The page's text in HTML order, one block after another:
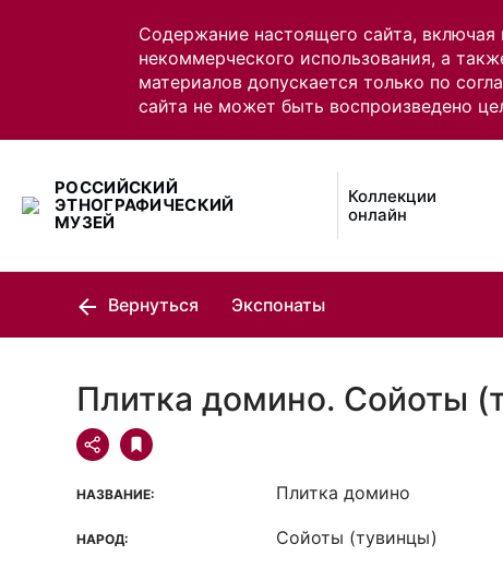
Содержание настоящего сайта,
некоммерческого использования, а
материалов допускается только по
сайта не может быть воспроизведено
РОССИЙСКИЙ
ЭТНОГРАФИЧЕСКИЙ
МУЗЕЙ
Коллекции
онлайн
Вернуться Экспонаты
Плитка домино. Сойоты
НАЗВАНИЕ: Плитка домино
НАРОД: Сойоты (тувинцы)